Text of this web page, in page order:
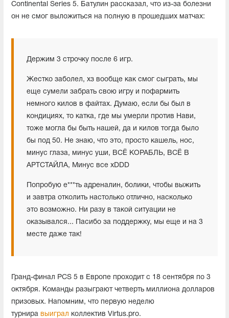
Continental Series 5. Батулин рассказал, что из-за болезни
он не смог выложиться на полную в прошедших матчах:
Держим 3 строчку после 6 игр.
Жестко заболел, хз вообще как смог сыграть, мы
еще сумели забрать свою игру и пофармить
немного килов в файтах. Думаю, если бы был в
кондициях, то катка, где мы умерли против Нави,
тоже могла бы быть нашей, да и килов тогда было
бы под 50. Не знаю, что это, просто кашель, нос,
минус глаза, минус уши, ВСЁ КОРАБЛЬ, ВСЁ В
АРТСТАЙЛА, Минус все xDDD
Попробую е***ть адреналин, болики, чтобы выжить
и завтра отколить настолько отлично, насколько
это возможно. Ни разу в такой ситуации не
оказывался... Пасибо за поддержку, мы еще и на 3
месте даже так!
Гранд-финал PCS 5 в Европе проходит с 18 сентября по 3
октября. Команды разыграют четверть миллиона долларов
призовых. Напомним, что первую неделю
турнира выиграл коллектив Virtus.pro.